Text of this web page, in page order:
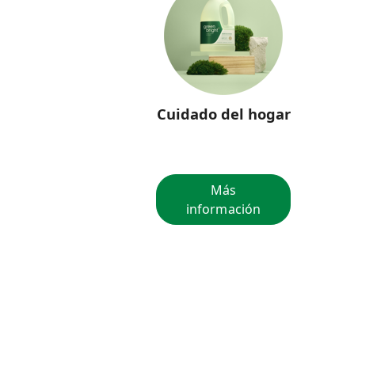
Cuidado del hogar
Más
información